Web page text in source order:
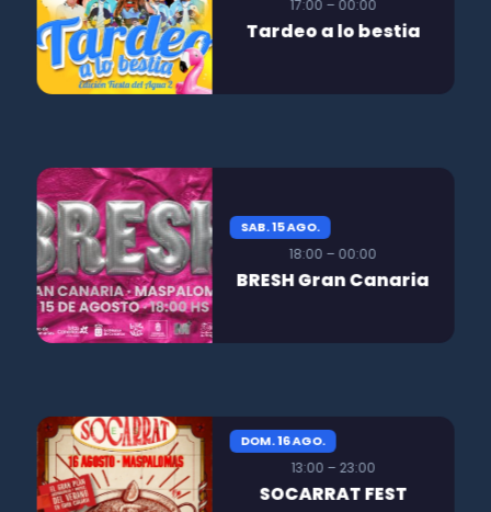
17:00 – 00:00
Tardeo a lo bestia
SAB. 15 AGO.
18:00 – 00:00
BRESH Gran Canaria
DOM. 16 AGO.
13:00 – 23:00
SOCARRAT FEST